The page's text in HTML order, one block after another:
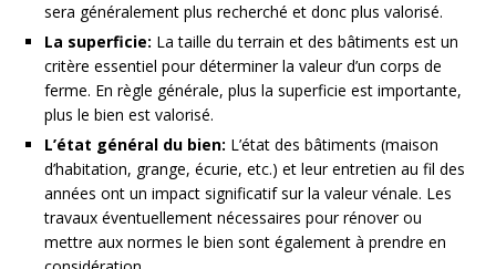
sera généralement plus recherché et donc plus valorisé.
La superficie: La taille du terrain et des bâtiments est un
critère essentiel pour déterminer la valeur d’un corps de
ferme. En règle générale, plus la superficie est importante,
plus le bien est valorisé.
L’état général du bien: L’état des bâtiments (maison
d’habitation, grange, écurie, etc.) et leur entretien au fil des
années ont un impact significatif sur la valeur vénale. Les
travaux éventuellement nécessaires pour rénover ou
mettre aux normes le bien sont également à prendre en